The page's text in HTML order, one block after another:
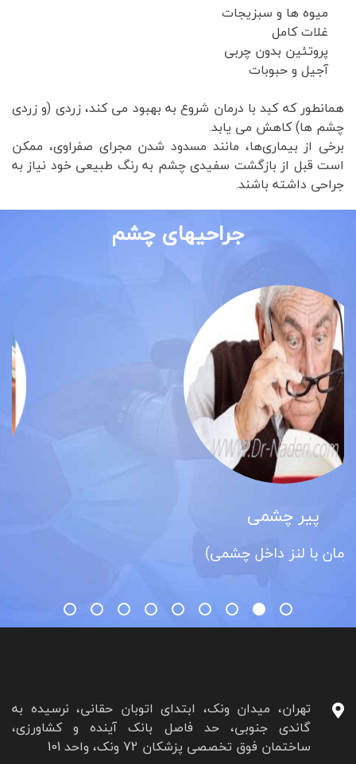
میوه ها و سبزیجات
غلات کامل
پروتئین بدون چربی
آجیل و حبوبات
همانطور که کبد با درمان شروع به بهبود می کند، زردی (و زردی
چشم ها) کاهش می یابد.
برخی از بیماری‌ها، مانند مسدود شدن مجرای صفراوی، ممکن
است قبل از بازگشت سفیدی چشم به رنگ طبیعی خود نیاز به
جراحی داشته باشند.
جراحیهای چشم
تهران، میدان ونک، ابتدای اتوبان حقانی، نرسیده به
گاندی جنوبی، حد فاصل بانک آینده و کشاورزی،
ساختمان فوق تخصصی پزشکان 72 ونک، واحد 101